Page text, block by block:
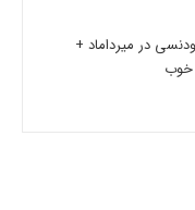
در میرداماد +